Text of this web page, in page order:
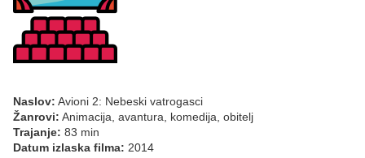
Naslov: Avioni 2: Nebeski vatrogasci
Žanrovi: Animacija, avantura, komedija, obitelj
Trajanje: 83 min
Datum izlaska filma: 2014